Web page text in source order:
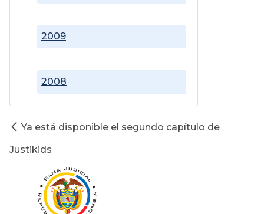
2008
2009
Ya está disponible el segundo capítulo de
Justikids